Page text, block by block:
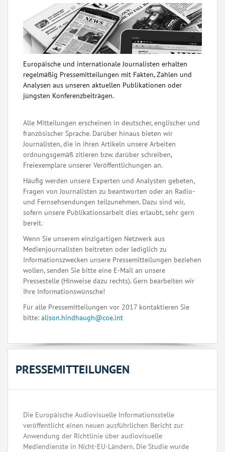
Europäische und internationale Journalisten erhalten
regelmäßig Pressemitteilungen mit Fakten, Zahlen und
Analysen aus unseren aktuellen Publikationen oder
jüngsten Konferenzbeiträgen.
Alle Mitteilungen erscheinen in deutscher, englischer und
französischer Sprache. Darüber hinaus bieten wir
Journalisten, die in ihren Artikeln unsere Arbeiten
ordnungsgemäß zitieren bzw. darüber schreiben,
Freiexemplare unserer Veröffentlichungen an.
Häufig werden unsere Experten und Analysten gebeten,
Fragen von Journalisten zu beantworten oder an Radio-
und Fernsehsendungen teilzunehmen. Dazu sind wir,
sofern unsere Publikationsarbeit dies erlaubt, sehr gern
bereit.
Wenn Sie unserem einzigartigen Netzwerk aus
Medienjournalisten beitreten oder lediglich zu
Informationszwecken unsere Pressemitteilungen beziehen
wollen, senden Sie bitte eine E-Mail an unsere
Pressestelle (Hinweise dazu rechts). Gern bearbeiten wir
Ihre Informationswünsche!
Für alle Pressemitteilungen vor 2017 kontaktieren Sie
bitte: alison.hindhaugh@coe.int
PRESSEMITTEILUNGEN
Die Europäische Audiovisuelle Informationsstelle
veröffentlicht einen neuen ausführlichen Bericht zur
Anwendung der Richtlinie über audiovisuelle
Mediendienste in Nicht-EU-Ländern. Die Studie wurde